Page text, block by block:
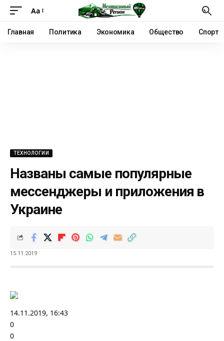
Аа
Главная Политика Экономика Общество Спорт
ТЕХНОЛОГИИ
Названы самые популярные
мессенджеры и приложения в
Украине
15.11.2019
14.11.2019, 16:43
0
0